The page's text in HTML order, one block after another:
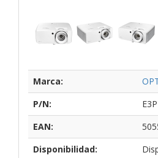
Marca:
P/N:
EAN:
Disponibilidad: